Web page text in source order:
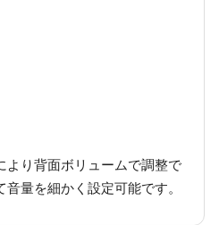
より背面ボリュームで調整で
量を細かく設定可能です。